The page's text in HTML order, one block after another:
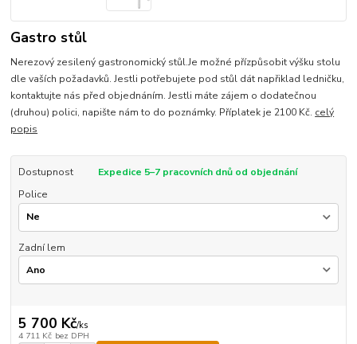
Gastro stůl
Nerezový zesilený gastronomický stůl.Je možné přízpůsobit výšku stolu
dle vaších požadavků. Jestli potřebujete pod stůl dát napřiklad ledničku,
kontaktujte nás před objednáním. Jestli máte zájem o dodatečnou
(druhou) polici, napište nám to do poznámky. Příplatek je 2100 Kč. celý
popis
Dostupnost
Expedice 5–7 pracovních dnů od objednání
Police
Zadní lem
5 700 Kč/ks
4 711 Kč bez DPH